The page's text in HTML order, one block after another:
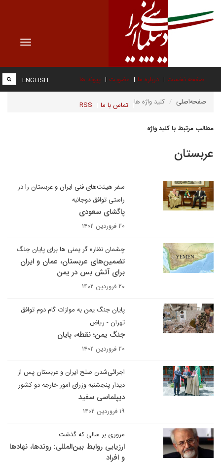
Toggle
صفحه نخست درباره ما عضویت پیوند ها
تماس با ما RSS
ENGLISH
صفحه‌اصلی کلید واژه ها
مطالب مرتبط با کلید واژه
عربستان
سفر هیئت‌های فنی ایران و عربستان را در
راستی توافق دوجانبه
پاگشای سعودی
۲۰ فروردین ۱۴۰۲
چشمان نظاره گر یمنی ها برای پایان جنگ
تضمین‌های عربستان، عمان و ایران
برای آتش بس در یمن
۲۰ فروردین ۱۴۰۲
پایان جنگ یمن به موازات گام دوم توافق
تهران - ریاض
جنگ یمن؛ نقطه، پایان
۲۰ فروردین ۱۴۰۲
اجرائی‌شدن صلح ایران و عربستان پس از
دیدار پنجشنبه وزرای امور خارجه دو کشور
دیپلماسی سفید
۱۹ فروردین ۱۴۰۲
مروری بر سالی که گذشت
ارزیابی روابط بین‌المللی: روندها، نهادها
و افراد